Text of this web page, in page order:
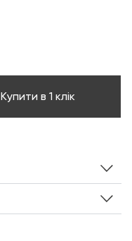
Купити в 1 клік